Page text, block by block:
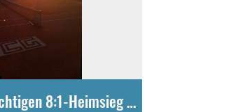
Herren feiern wichtigen 8:1-Heimsieg gegen TC Steißlingen